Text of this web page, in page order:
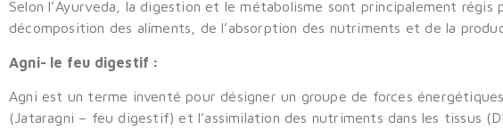
Selon l’Ayurveda, la digestion et le métabolisme sont principalement
décomposition des aliments, de l’absorption des nutriments et de la
Agni- le feu digestif :
Agni est un terme inventé pour désigner un groupe de forces
(Jataragni – feu digestif) et l’assimilation des nutriments dans les tissus